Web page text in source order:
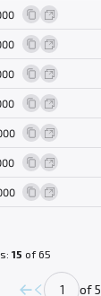
15 of 65
of 5